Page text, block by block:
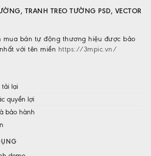
TRANH TREO TƯỜNG PSD, VECTOR
mua bán tự động thương hiệu được bảo
với tên miền https://3mpic.vn/
tải lại
quyền lợi
bảo hành